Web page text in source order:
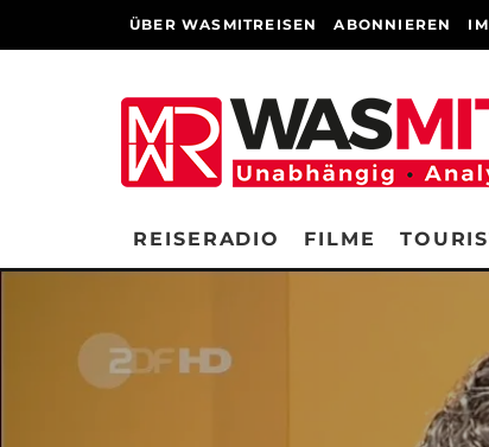
ÜBER WASMITREISEN ABONNIEREN
REISERADIO FILME